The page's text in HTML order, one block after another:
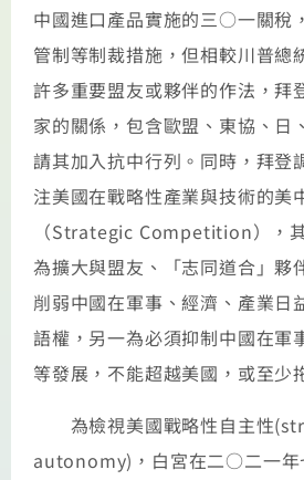
中國進口產品實施的三○一關稅
管制等制裁措施，但相較川普總
許多重要盟友或夥伴的作法，拜
家的關係，包含歐盟、東協、日
請其加入抗中行列。同時，拜登
注美國在戰略性產業與技術的美
（Strategic Competition），
為擴大與盟友、「志同道合」夥
削弱中國在軍事、經濟、產業日
語權，另一為必須抑制中國在軍
等發展，不能超越美國，或至少
為檢視美國戰略性自主性
autonomy)，白宮在二○二一年